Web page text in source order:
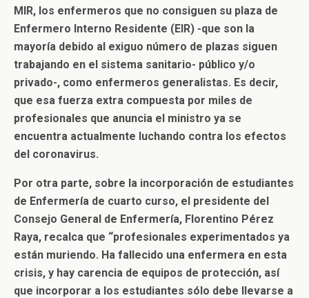
MIR, los enfermeros que no consiguen su plaza de
Enfermero Interno Residente (EIR) -que son la
mayoría debido al exiguo número de plazas siguen
trabajando en el sistema sanitario- público y/o
privado-, como enfermeros generalistas. Es decir,
que esa fuerza extra compuesta por miles de
profesionales que anuncia el ministro ya se
encuentra actualmente luchando contra los efectos
del coronavirus.
Por otra parte, sobre la incorporación de estudiantes
de Enfermería de cuarto curso, el presidente del
Consejo General de Enfermería, Florentino Pérez
Raya, recalca que “profesionales experimentados ya
están muriendo. Ha fallecido una enfermera en esta
crisis, y hay carencia de equipos de protección, así
que incorporar a los estudiantes sólo debe llevarse a